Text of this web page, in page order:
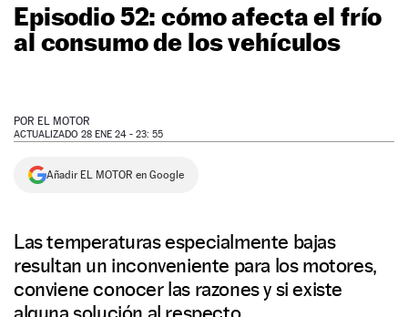
MOTOS
TECNOLOGÍA
SERVICIOS
NEWSLETTER
Episodio 52: cómo afecta el frío
al consumo de los vehículos
POR EL MOTOR
ACTUALIZADO 28 ENE 24 - 23: 55
Añadir EL MOTOR en Google
Las temperaturas especialmente bajas
resultan un inconveniente para los motores,
conviene conocer las razones y si existe